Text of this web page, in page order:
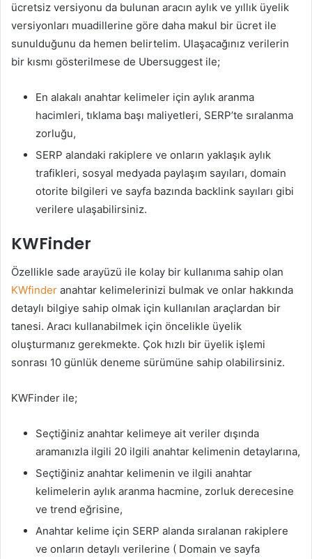
ücretsiz versiyonu da bulunan aracın aylık ve yıllık üyelik
versiyonları muadillerine göre daha makul bir ücret ile
sunulduğunu da hemen belirtelim. Ulaşacağınız verilerin
bir kısmı gösterilmese de Ubersuggest ile;
En alakalı anahtar kelimeler için aylık aranma
hacimleri, tıklama başı maliyetleri, SERP’te sıralanma
zorluğu,
SERP alandaki rakiplere ve onların yaklaşık aylık
trafikleri, sosyal medyada paylaşım sayıları, domain
otorite bilgileri ve sayfa bazında backlink sayıları gibi
verilere ulaşabilirsiniz.
KWFinder
Özellikle sade arayüzü ile kolay bir kullanıma sahip olan
KWfinder anahtar kelimelerinizi bulmak ve onlar hakkında
detaylı bilgiye sahip olmak için kullanılan araçlardan bir
tanesi. Aracı kullanabilmek için öncelikle üyelik
oluşturmanız gerekmekte. Çok hızlı bir üyelik işlemi
sonrası 10 günlük deneme sürümüne sahip olabilirsiniz.
KWFinder ile;
Seçtiğiniz anahtar kelimeye ait veriler dışında
aramanızla ilgili 20 ilgili anahtar kelimenin detaylarına,
Seçtiğiniz anahtar kelimenin ve ilgili anahtar
kelimelerin aylık aranma hacmine, zorluk derecesine
ve trend eğrisine,
Anahtar kelime için SERP alanda sıralanan rakiplere
ve onların detaylı verilerine ( Domain ve sayfa